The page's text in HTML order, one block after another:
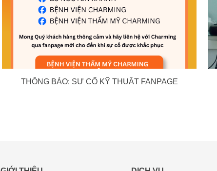
THÔNG BÁO: SỰ CỐ KỸ THUẬT FANPAGE